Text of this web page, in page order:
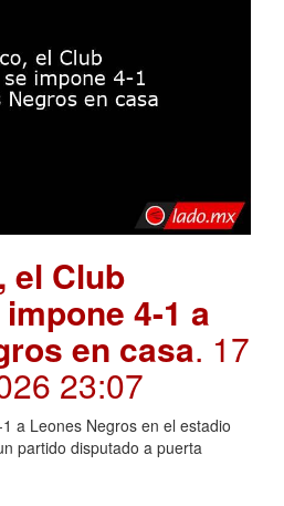
el Club
4-1 a
en casa. 17
23:07
a Leones Negros en el estadio
partido disputado a puerta